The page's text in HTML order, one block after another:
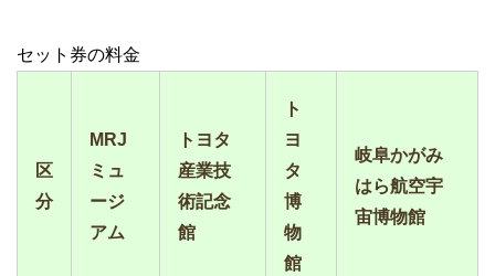
セット券の料金
区
分
MRJ
ミュ
ージ
アム
トヨタ
産業技
術記念
館
ト
ヨ
タ
博
物
館
岐阜かがみ
はら航空宇
宙博物館